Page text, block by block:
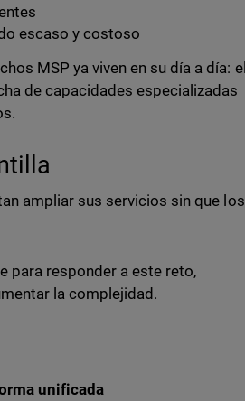
escaso y costoso
MSP ya viven en su día a día: el
de capacidades especializadas
ampliar sus servicios sin que los
para responder a este reto,
la complejidad.
unificada